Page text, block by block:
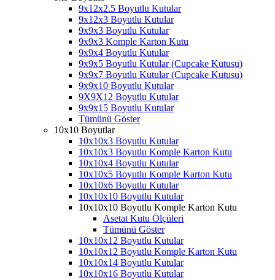
9x12x2.5 Boyutlu Kutular
9x12x3 Boyutlu Kutular
9x9x3 Boyutlu Kutular
9x9x3 Komple Karton Kutu
9x9x4 Boyutlu Kutular
9x9x5 Boyutlu Kutular (Cupcake Kutusu)
9x9x7 Boyutlu Kutular (Cupcake Kutusu)
9x9x10 Boyutlu Kutular
9X9X12 Boyutlu Kutular
9x9x15 Boyutlu Kutular
Tümünü Göster
10x10 Boyutlar
10x10x3 Boyutlu Kutular
10x10x3 Boyutlu Komple Karton Kutu
10x10x4 Boyutlu Kutular
10x10x5 Boyutlu Komple Karton Kutu
10x10x6 Boyutlu Kutular
10x10x10 Boyutlu Kutular
10x10x10 Boyutlu Komple Karton Kutu
Asetat Kutu Ölçüleri
Tümünü Göster
10x10x12 Boyutlu Kutular
10x10x12 Boyutlu Komple Karton Kutu
10x10x14 Boyutlu Kutular
10x10x16 Boyutlu Kutular